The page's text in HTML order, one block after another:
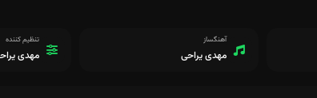
آهنگساز
مهدی یراحی
تنظیم کننده
مهدی